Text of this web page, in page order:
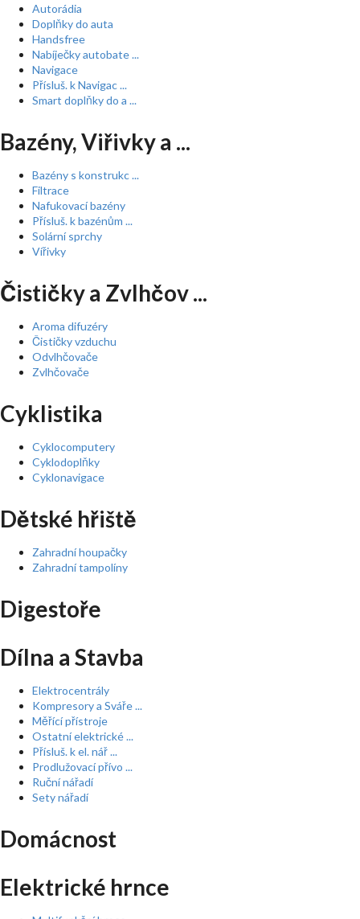
Autorádia
Doplňky do auta
Handsfree
Nabíječky autobate ...
Navigace
Přísluš. k Navigac ...
Smart doplňky do a ...
Bazény, Viřivky a ...
Bazény s konstrukc ...
Filtrace
Nafukovací bazény
Přísluš. k bazénům ...
Solární sprchy
Vířivky
Čističky a Zvlhčov ...
Aroma difuzéry
Čističky vzduchu
Odvlhčovače
Zvlhčovače
Cyklistika
Cyklocomputery
Cyklodoplňky
Cyklonavigace
Dětské hřiště
Zahradní houpačky
Zahradní tampolíny
Digestoře
Dílna a Stavba
Elektrocentrály
Kompresory a Sváře ...
Měřící přístroje
Ostatní elektrické ...
Přísluš. k el. nář ...
Prodlužovací přívo ...
Ruční nářadí
Sety nářadí
Domácnost
Elektrické hrnce